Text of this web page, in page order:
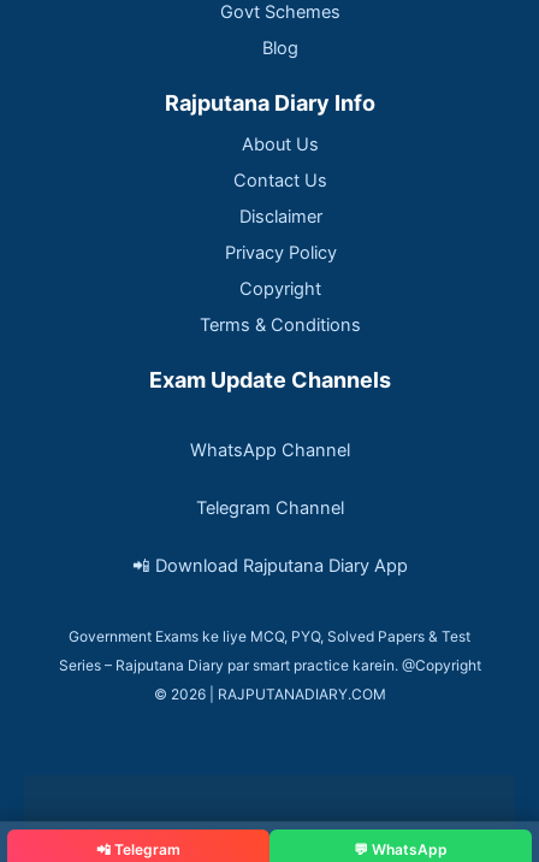
Govt Schemes
Blog
Rajputana Diary Info
About Us
Contact Us
Disclaimer
Privacy Policy
Copyright
Terms & Conditions
Exam Update Channels
WhatsApp Channel
Telegram Channel
📲 Download Rajputana Diary App
Government Exams ke liye MCQ, PYQ, Solved Papers & Test
Series – Rajputana Diary par smart practice karein. @Copyright
© 2026 | RAJPUTANADIARY.COM
📲 Telegram 💬 WhatsApp